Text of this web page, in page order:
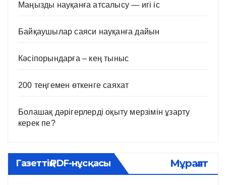
Маңызды науқанға атсалысу — игі іс
Байқаушылар саяси науқанға дайын
Кәсіпорындарға – кең тыныс
200 теңгемен өткенге саяхат
Болашақ дәрігерлерді оқыту мерзімін ұзарту
керек пе?
Газеттің PDF-нұсқасы Мұрағат